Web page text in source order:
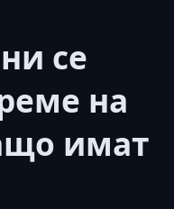
се
на
имат